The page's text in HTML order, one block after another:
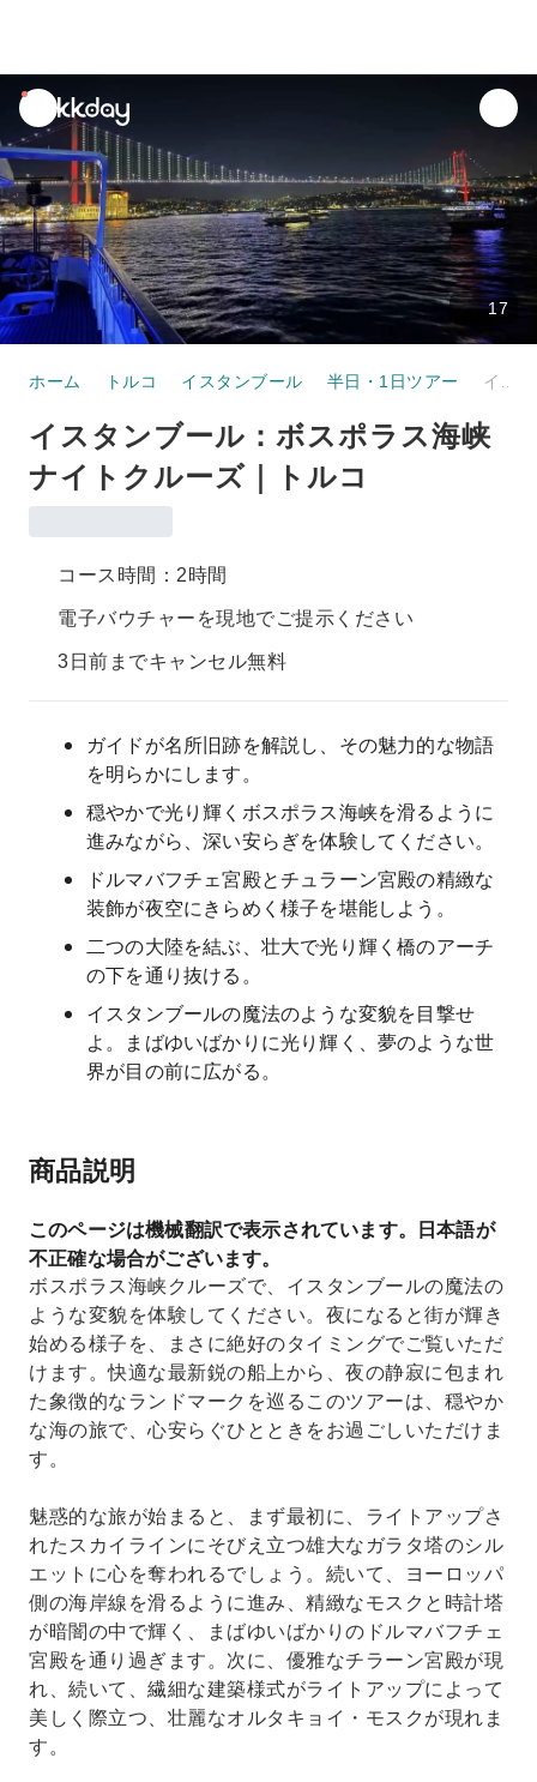
unread
notifications
17
ホーム トルコ イスタンブール 半日・1日ツアー
イスタンブール：ボスポラス海峡
ナイトクルーズ｜トルコ
コース時間：2時間
電子バウチャーを現地でご提示ください
3日前までキャンセル無料
ガイドが名所旧跡を解説し、その魅力的な物語
を明らかにします。
穏やかで光り輝くボスポラス海峡を滑るように
進みながら、深い安らぎを体験してください。
ドルマバフチェ宮殿とチュラーン宮殿の精緻な
装飾が夜空にきらめく様子を堪能しよう。
二つの大陸を結ぶ、壮大で光り輝く橋のアーチ
の下を通り抜ける。
イスタンブールの魔法のような変貌を目撃せ
よ。まばゆいばかりに光り輝く、夢のような世
界が目の前に広がる。
商品説明
このページは機械翻訳で表示されています。日本語が
不正確な場合がございます。
ボスポラス海峡クルーズで、イスタンブールの魔法の
ような変貌を体験してください。夜になると街が輝き
始める様子を、まさに絶好のタイミングでご覧いただ
けます。快適な最新鋭の船上から、夜の静寂に包まれ
た象徴的なランドマークを巡るこのツアーは、穏やか
な海の旅で、心安らぐひとときをお過ごしいただけま
す。
魅惑的な旅が始まると、まず最初に、ライトアップさ
れたスカイラインにそびえ立つ雄大なガラタ塔のシル
エットに心を奪われるでしょう。続いて、ヨーロッパ
側の海岸線を滑るように進み、精緻なモスクと時計塔
が暗闇の中で輝く、まばゆいばかりのドルマバフチェ
宮殿を通り過ぎます。次に、優雅なチラーン宮殿が現
れ、続いて、繊細な建築様式がライトアップによって
美しく際立つ、壮麗なオルタキョイ・モスクが現れま
す。